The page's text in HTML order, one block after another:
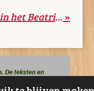
Patiënten waarderen zorg in het Beatrixziekenhuis met een 8,6 »